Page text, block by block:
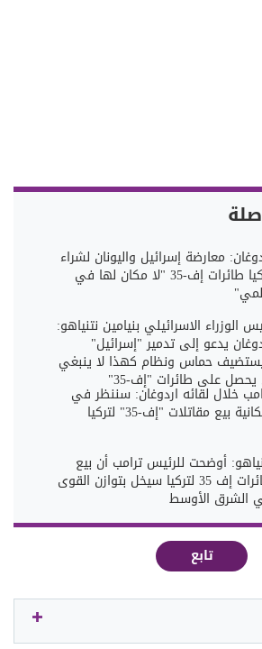
معارضة إسرائيل واليونان لشراء
تركيا طائرات إف-35 "لا مكان لها في
الوزراء الاسرائيلي بنيامين نتنياهو:
يدعو إلى تدمير "إسرائيل"
حماس ونظام كهذا لا ينبغي
يحصل على طائرات "إف-35"
خلال لقائه اردوغان: سننظر في
بيع مقاتلات "إف-35" لتركيا
أوضحت للرئيس ترامب أن بيع
طائرات إف 35 لتركيا سيخل بتوازن القوى
الشرق الأوسط
تابع